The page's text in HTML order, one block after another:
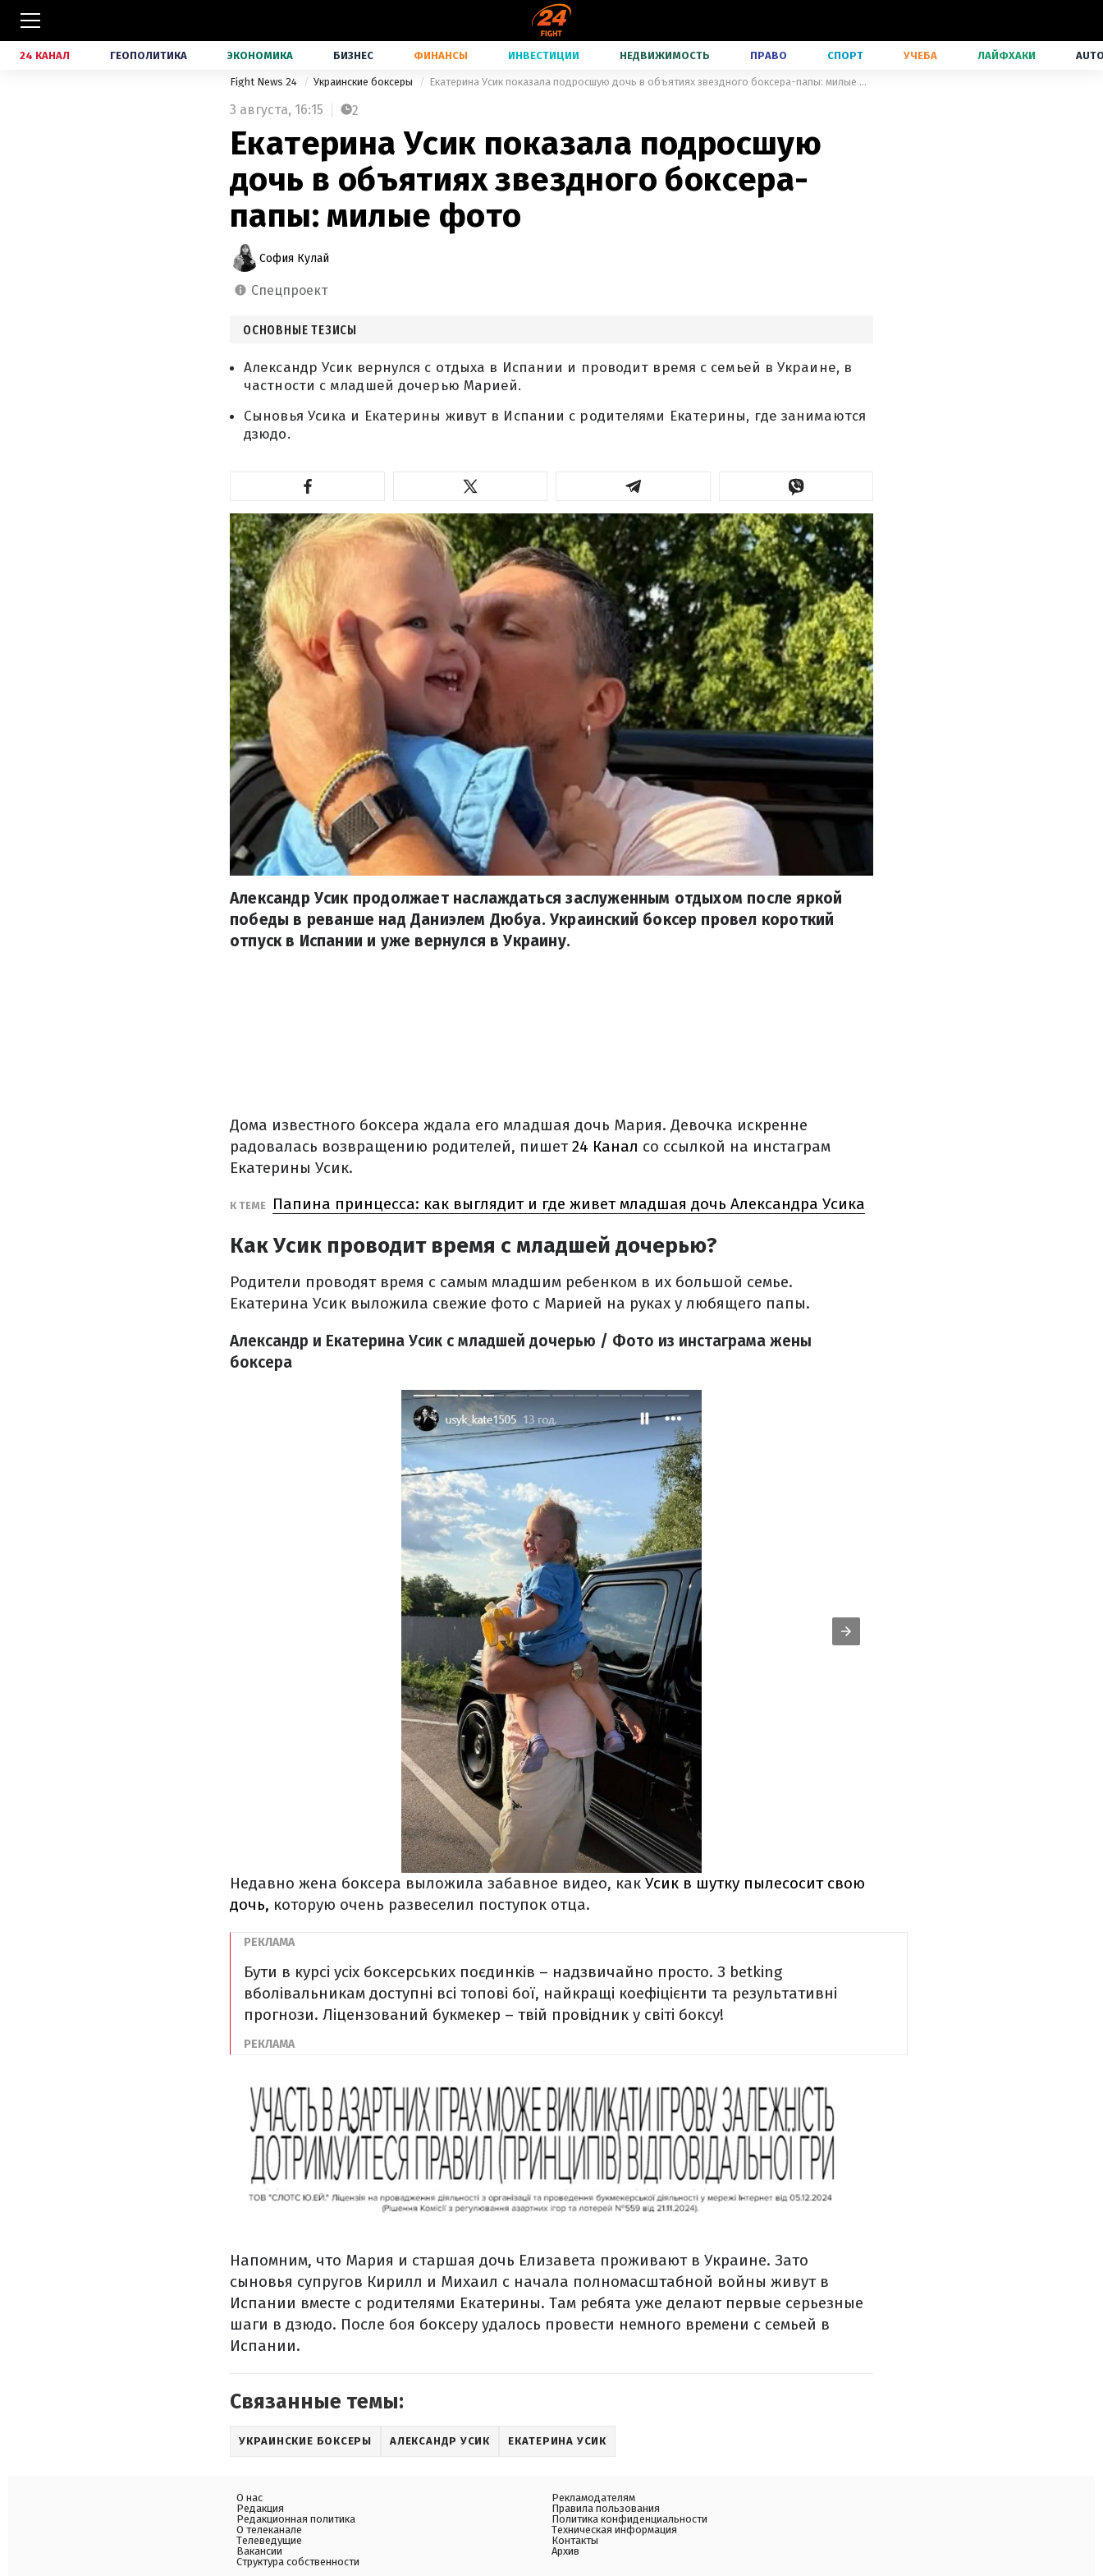
24 КАНАЛ ГЕОПОЛИТИКА ЭКОНОМИКА БИЗНЕС ФИНАНСЫ ИНВЕСТИЦИИ НЕДВИЖИМОСТЬ ПРАВО СПОРТ УЧЕБА ЛАЙФХАКИ
Fight News 24 Украинские боксеры Екатерина Усик показала подросшую дочь в объятиях звездного боксера-папы: милые фото
3 августа, 16:15 2
Екатерина Усик показала подросшую
дочь в объятиях звездного боксера-
папы: милые фото
София Кулай
спецпроект
ОСНОВНЫЕ ТЕЗИСЫ
Александр Усик вернулся с отдыха в Испании и проводит время с семьей в Украине, в
частности с младшей дочерью Марией.
Сыновья Усика и Екатерины живут в Испании с родителями Екатерины, где занимаются
дзюдо.
Александр Усик продолжает наслаждаться заслуженным отдыхом после яркой
победы в реванше над Даниэлем Дюбуа. Украинский боксер провел короткий
отпуск в Испании и уже вернулся в Украину.
Дома известного боксера ждала его младшая дочь Мария. Девочка искренне
радовалась возвращению родителей, пишет24 Канал со ссылкой на инстаграм
Екатерины Усик.
К ТЕМЕ Папина принцесса: как выглядит и где живет младшая дочь Александра Усика
Как Усик проводит время с младшей дочерью?
Родители проводят время с самым младшим ребенком в их большой семье.
Екатерина Усик выложила свежие фото с Марией на руках у любящего папы.
Александр и Екатерина Усик с младшей дочерью / Фото из инстаграма жены
боксера
Недавно жена боксера выложила забавное видео, как Усик в шутку пылесосит свою
дочь, которую очень развеселил поступок отца.
Бути в курсі усіх боксерських поєдинків – надзвичайно просто. З betking
вболівальникам доступні всі топові бої, найкращі коефіцієнти та результативні
прогнози. Ліцензований букмекер – твій провідник у світі боксу!
Напомним, что Мария и старшая дочь Елизавета проживают в Украине. Зато
сыновья супругов Кирилл и Михаил с начала полномасштабной войны живут в
Испании вместе с родителями Екатерины. Там ребята уже делают первые серьезные
шаги в дзюдо. После боя боксеру удалось провести немного времени с семьей в
Испании.
Связанные темы:
УКРАИНСКИЕ БОКСЕРЫ АЛЕКСАНДР УСИК ЕКАТЕРИНА УСИК
О нас
Редакция
Редакционная политика
О телеканале
Телеведущие
Вакансии
Структура собственности
Рекламодателям
Правила пользования
Политика конфиденциальности
Техническая информация
Контакты
Архив